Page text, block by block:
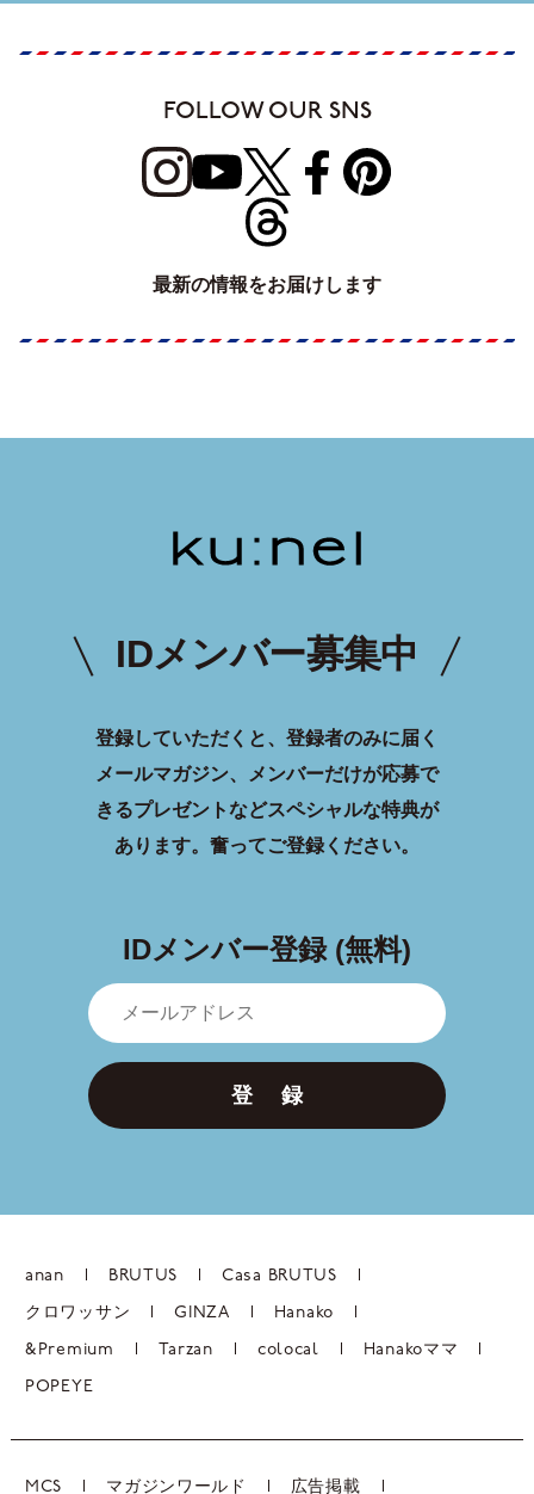
FOLLOW OUR SNS
最新の情報をお届けします
IDメンバー募集中
登録していただくと、登録者のみに届く
メールマガジン、メンバーだけが応募で
きるプレゼントなどスペシャルな特典が
あります。 奮ってご登録ください。
IDメンバー登録 (無料)
登 録
anan BRUTUS Casa BRUTUS
クロワッサン GINZA Hanako
&Premium Tarzan colocal Hanakoママ
POPEYE
MCS マガジンワールド 広告掲載